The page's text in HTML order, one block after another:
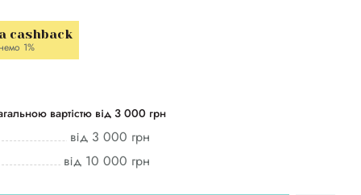
cashback
1%
вартістю від 3 000 грн
від 3 000 грн
від 10 000 грн